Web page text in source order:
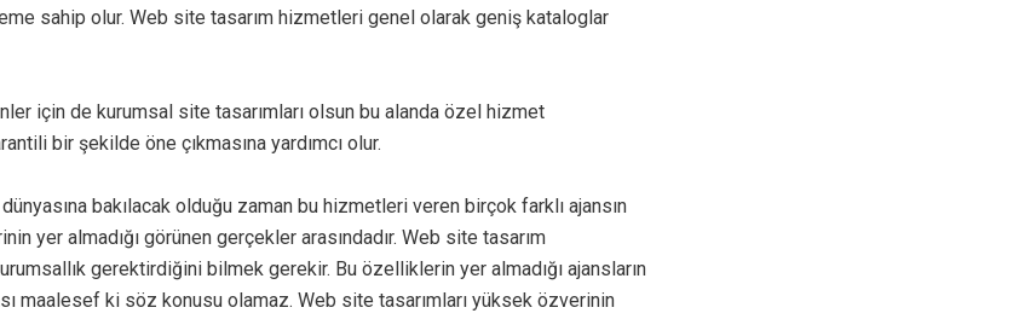
sahip olur. Web site tasarım hizmetleri genel olarak geniş kataloglar
için de kurumsal site tasarımları olsun bu alanda özel hizmet
bir şekilde öne çıkmasına yardımcı olur.
bakılacak olduğu zaman bu hizmetleri veren birçok farklı ajansın
yer almadığı görünen gerçekler arasındadır. Web site tasarım
gerektirdiğini bilmek gerekir. Bu özelliklerin yer almadığı ajansların
maalesef ki söz konusu olamaz. Web site tasarımları yüksek özverinin